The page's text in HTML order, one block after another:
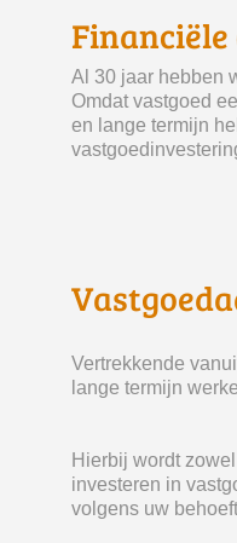
Al 30 jaar hebben
Omdat vastgoed
en lange termijn
Vertrekkende
lange termijn
Hierbij wordt
investeren in
volgens uw